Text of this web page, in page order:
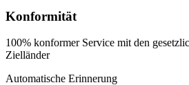
Konformität
100% konformer Service mit den
Zielländer
Automatische Erinnerung